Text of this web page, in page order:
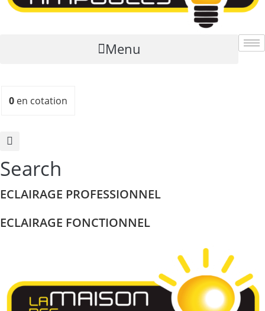
Menu
0 en cotation
Search
ECLAIRAGE PROFESSIONNEL
ECLAIRAGE FONCTIONNEL